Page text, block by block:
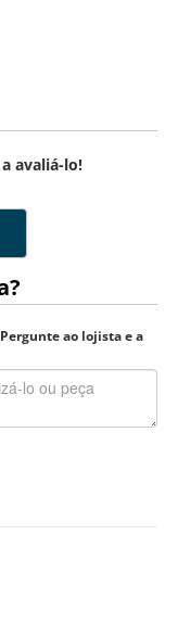
avaliá-lo!
ao lojista e a